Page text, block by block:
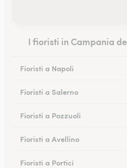
I fioristi in Campania
Fioristi a Napoli
Fioristi a Salerno
Fioristi a Pozzuoli
Fioristi a Avellino
Fioristi a Portici